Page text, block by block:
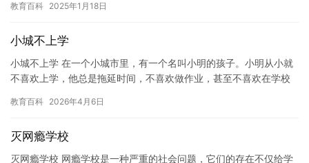
女性…
教育百科 2025年1月18日
小城不上学
小城不上学 在一个小城市里，有一个名叫小明的孩子。小明从小就
不喜欢上学，他总是拖延时间，不喜欢做作业，甚至不喜欢在学校
是…
教育百科 2026年4月6日
灭网瘾学校
灭网瘾学校 网瘾学校是一种严重的社会问题，它们的存在不仅给学